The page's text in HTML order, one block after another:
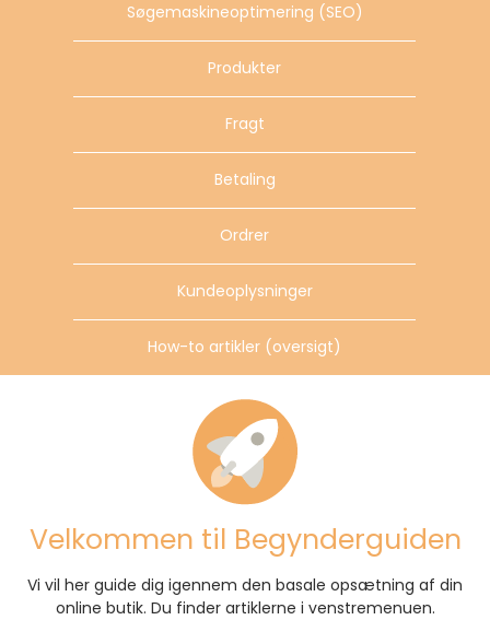
Søgemaskineoptimering (SEO)
Produkter
Fragt
Betaling
Ordrer
Kundeoplysninger
How-to artikler (oversigt)
Velkommen til Begynderguiden
Vi vil her guide dig igennem den basale opsætning af din
online butik. Du finder artiklerne i venstremenuen.